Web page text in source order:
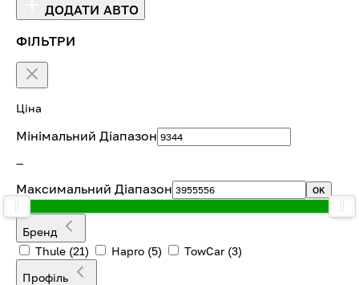
ДОДАТИ АВТО
ФІЛЬТРИ
Ціна
Мінімальний Діапазон
—
Максимальний Діапазон OK
Бренд
Thule (21) Hapro (5) TowCar (3)
Профіль